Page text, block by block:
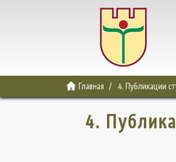
Главная 4. Публикации
4.